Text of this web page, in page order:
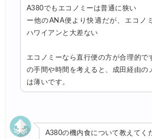
A380でもエコノミーは普通に狭い
ー他のANA便より快適だが、エコノ
ハワイアンと大差ない
エコノミーなら直行便の方が合理的で
の手間や時間を考えると、成田経由の
は薄いです。
A380の機内食について教えてく